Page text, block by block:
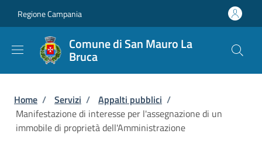
Regione Campania
Comune di San Mauro La
Bruca
Briciole di pane
Home / Servizi / Appalti pubblici /
Manifestazione di interesse per l'assegnazione di un
immobile di proprietà dell'Amministrazione